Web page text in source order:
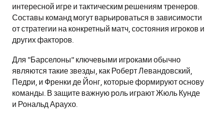
интересной игре и тактическим решениям тренеров.
Составы команд могут варьироваться в зависимости
от стратегии на конкретный матч, состояния игроков и
других факторов.
Для "Барселоны" ключевыми игроками обычно
являются такие звезды, как Роберт Левандовский,
Педри, и Френки де Йонг, которые формируют основу
команды. В защите важную роль играют Жюль Кунде
и Рональд Араухо.